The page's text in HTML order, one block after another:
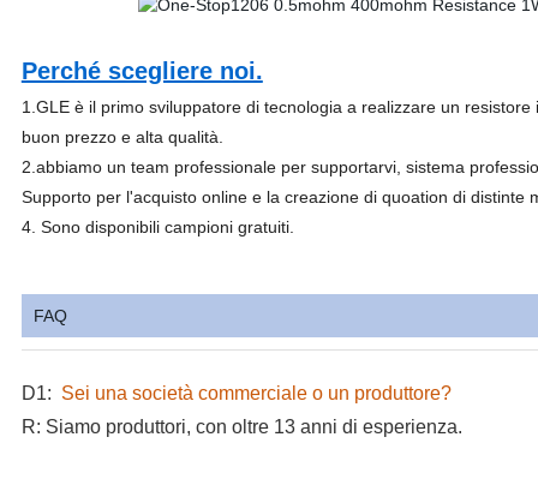
Perché scegliere noi.
1.GLE è il primo sviluppatore di tecnologia a realizzare un
buon prezzo e alta qualità.
2.abbiamo un team professionale per supportarvi, sistema
Supporto per l'acquisto online e la creazione di quoation di distinte
4. Sono disponibili campioni gratuiti.
FAQ
D1: Sei una società commerciale o un produttore?
R: Siamo produttori, con oltre 13 anni di esperienza.